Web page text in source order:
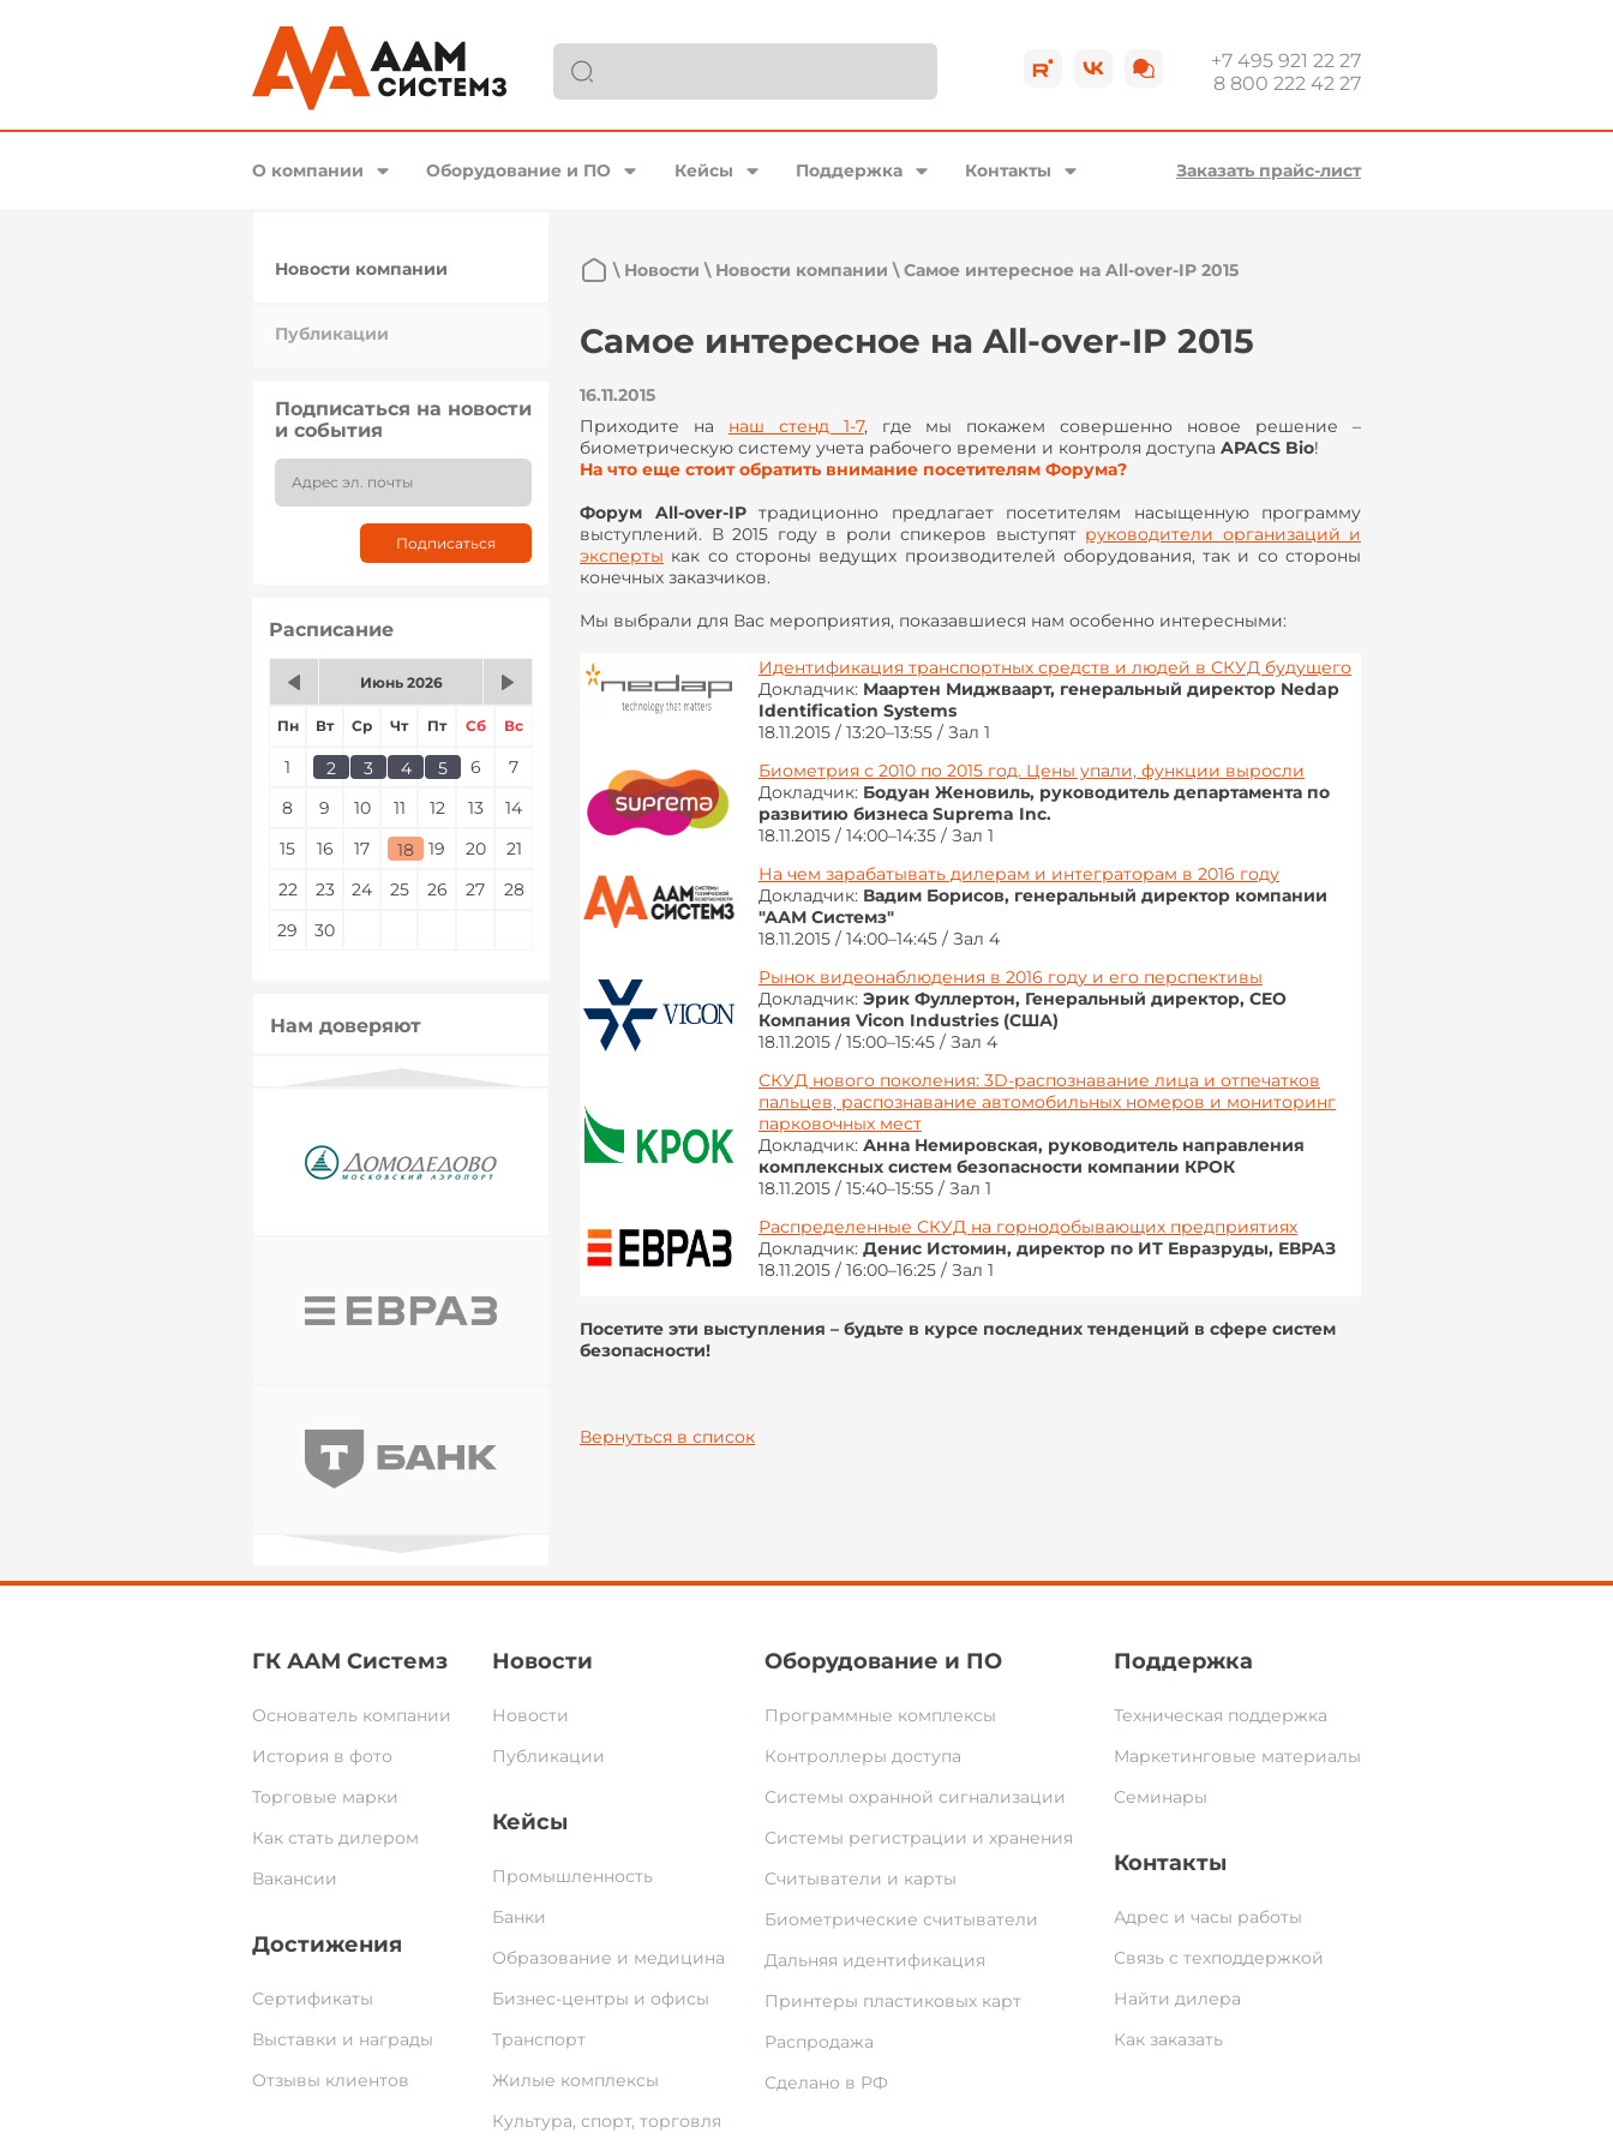
+7 495 921 22 27
8 800 222 42 27
О компании Оборудование и ПО Кейсы Поддержка Контакты Заказать прайс-лист
Новости компании
Публикации
Подписаться на новости
и события
Расписание
Июнь 2026
Пн Вт Ср Чт Пт Сб Вс
1 22 33 44 55 6
7
8
9 10 11 12 13
14
15
16 17 18
18 19 20
21
22
23 24 25 26 27
28
29
30
Нам доверяют
\ Новости \ Новости компании \Самое интересное на All-over-IP 2015
Самое интересное на All-over-IP 2015
16.11.2015
Приходите на наш стенд 1-7, где мы покажем совершенно новое решение –
биометрическую систему учета рабочего времени и контроля доступа APACS Bio!
На что еще стоит обратить внимание посетителям Форума?
Форум All-over-IPтрадиционно предлагает посетителям насыщенную программу
выступлений. В 2015 году в роли спикеров выступят руководители организаций и
эксперты как со стороны ведущих производителей оборудования, так и со стороны
конечных заказчиков.
Мы выбрали для Вас мероприятия, показавшиеся нам особенно интересными:
Идентификация транспортных средств и людей в СКУД будущего
Докладчик: Маартен Миджваарт, генеральный директор Nedap
Identification Systems
18.11.2015 / 13:20–13:55 / Зал 1
Биометрия с 2010 по 2015 год. Цены упали, функции выросли
Докладчик: Бодуан Женовиль, руководитель департамента по
развитию бизнеса Suprema Inc.
18.11.2015 / 14:00–14:35 / Зал 1
На чем зарабатывать дилерам и интеграторам в 2016 году
Докладчик: Вадим Борисов, генеральный директор компании
"ААМ Системз"
18.11.2015 / 14:00–14:45 / Зал 4
Рынок видеонаблюдения в 2016 году и его перспективы
Докладчик: Эрик Фуллертон, Генеральный директор, CEO
Компания Vicon Industries (США)
18.11.2015 / 15:00–15:45 / Зал 4
СКУД нового поколения: 3D-распознавание лица и отпечатков
пальцев, распознавание автомобильных номеров и мониторинг
парковочных мест
Докладчик: Анна Немировская, руководитель направления
комплексных систем безопасности компании КРОК
18.11.2015 / 15:40–15:55 / Зал 1
Распределенные СКУД на горнодобывающих предприятиях
Докладчик: Денис Истомин, директор по ИТ Евразруды, ЕВРАЗ
18.11.2015 / 16:00–16:25 / Зал 1
Посетите эти выступления – будьте в курсе последних тенденций в сфере систем
безопасности!
Вернуться в список
ГК ААМ Системз
Основатель компании
История в фото
Торговые марки
Как стать дилером
Вакансии
Достижения
Сертификаты
Выставки и награды
Отзывы клиентов
Новости
Новости
Публикации
Кейсы
Промышленность
Банки
Образование и медицина
Бизнес-центры и офисы
Транспорт
Жилые комплексы
Культура, спорт, торговля
Оборудование и ПО
Программные комплексы
Контроллеры доступа
Системы охранной сигнализации
Системы регистрации и хранения
Считыватели и карты
Биометрические считыватели
Дальняя идентификация
Принтеры пластиковых карт
Распродажа
Сделано в РФ
Поддержка
Техническая поддержка
Маркетинговые материалы
Семинары
Контакты
Адрес и часы работы
Связь с техподдержкой
Найти дилера
Как заказать